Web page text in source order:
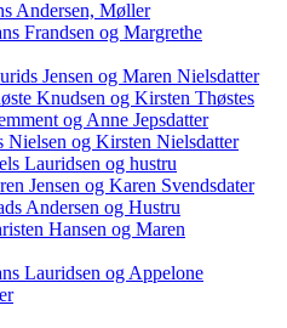
Andersen, Møller
Frandsen og Margrethe
Jensen og Maren Nielsdatter
Knudsen og Kirsten Thøstes
og Anne Jepsdatter
Nielsen og Kirsten Nielsdatter
Lauridsen og hustru
Jensen og Karen Svendsdater
Andersen og Hustru
Hansen og Maren
Lauridsen og Appelone